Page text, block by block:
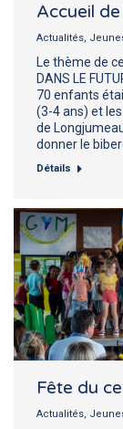
Accueil
Actualités,
Le thème de ce
DANS LE
70 enfants
(3-4 ans) et
de
donner le
Détails
Fête du
Actualités,